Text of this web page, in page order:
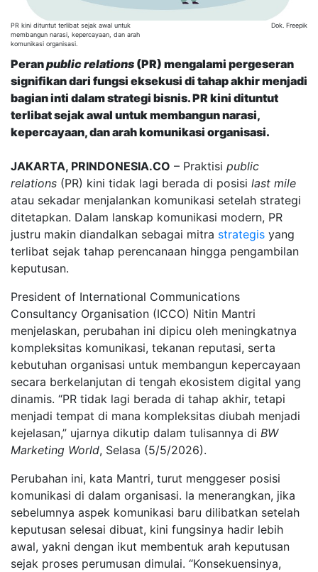
PR kini dituntut terlibat sejak awal untuk
membangun narasi, kepercayaan, dan arah
komunikasi organisasi.
Dok. Freepik
Peranpublic relations (PR) mengalami pergeseran
signifikan dari fungsi eksekusi di tahap akhir menjadi
bagian inti dalam strategi bisnis. PR kini dituntut
terlibat sejak awal untuk membangun narasi,
kepercayaan, dan arah komunikasi organisasi.
JAKARTA, PRINDONESIA.CO – Praktisi public
relations (PR) kini tidak lagi berada di posisi last mile
atau sekadar menjalankan komunikasi setelah strategi
ditetapkan. Dalam lanskap komunikasi modern, PR
justru makin diandalkan sebagai mitra strategis yang
terlibat sejak tahap perencanaan hingga pengambilan
keputusan.
President of International Communications
Consultancy Organisation (ICCO) Nitin Mantri
menjelaskan, perubahan ini dipicu oleh meningkatnya
kompleksitas komunikasi, tekanan reputasi, serta
kebutuhan organisasi untuk membangun kepercayaan
secara berkelanjutan di tengah ekosistem digital yang
dinamis. “PR tidak lagi berada di tahap akhir, tetapi
menjadi tempat di mana kompleksitas diubah menjadi
kejelasan,” ujarnya dikutip dalam tulisannya di BW
Marketing World, Selasa (5/5/2026).
Perubahan ini, kata Mantri, turut menggeser posisi
komunikasi di dalam organisasi. Ia menerangkan, jika
sebelumnya aspek komunikasi baru dilibatkan setelah
keputusan selesai dibuat, kini fungsinya hadir lebih
awal, yakni dengan ikut membentuk arah keputusan
sejak proses perumusan dimulai. “Konsekuensinya,